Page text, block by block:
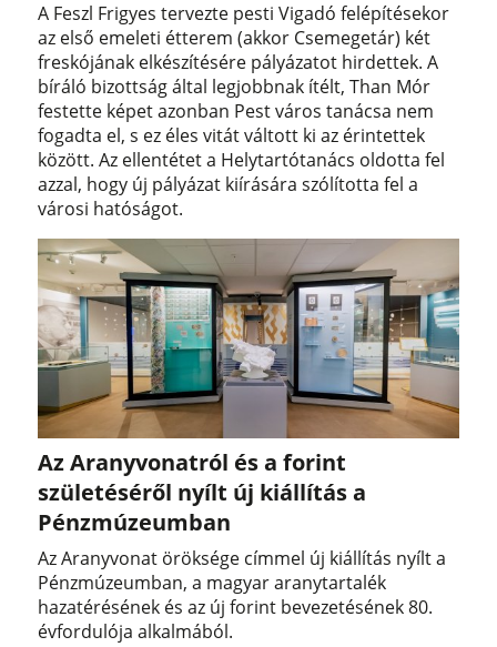
A Feszl Frigyes tervezte pesti Vigadó felépítésekor
az első emeleti étterem (akkor Csemegetár) két
freskójának elkészítésére pályázatot hirdettek. A
bíráló bizottság által legjobbnak ítélt, Than Mór
festette képet azonban Pest város tanácsa nem
fogadta el, s ez éles vitát váltott ki az érintettek
között. Az ellentétet a Helytartótanács oldotta fel
azzal, hogy új pályázat kiírására szólította fel a
városi hatóságot.
Az Aranyvonatról és a forint
születéséről nyílt új kiállítás a
Pénzmúzeumban
Az Aranyvonat öröksége címmel új kiállítás nyílt a
Pénzmúzeumban, a magyar aranytartalék
hazatérésének és az új forint bevezetésének 80.
évfordulója alkalmából.